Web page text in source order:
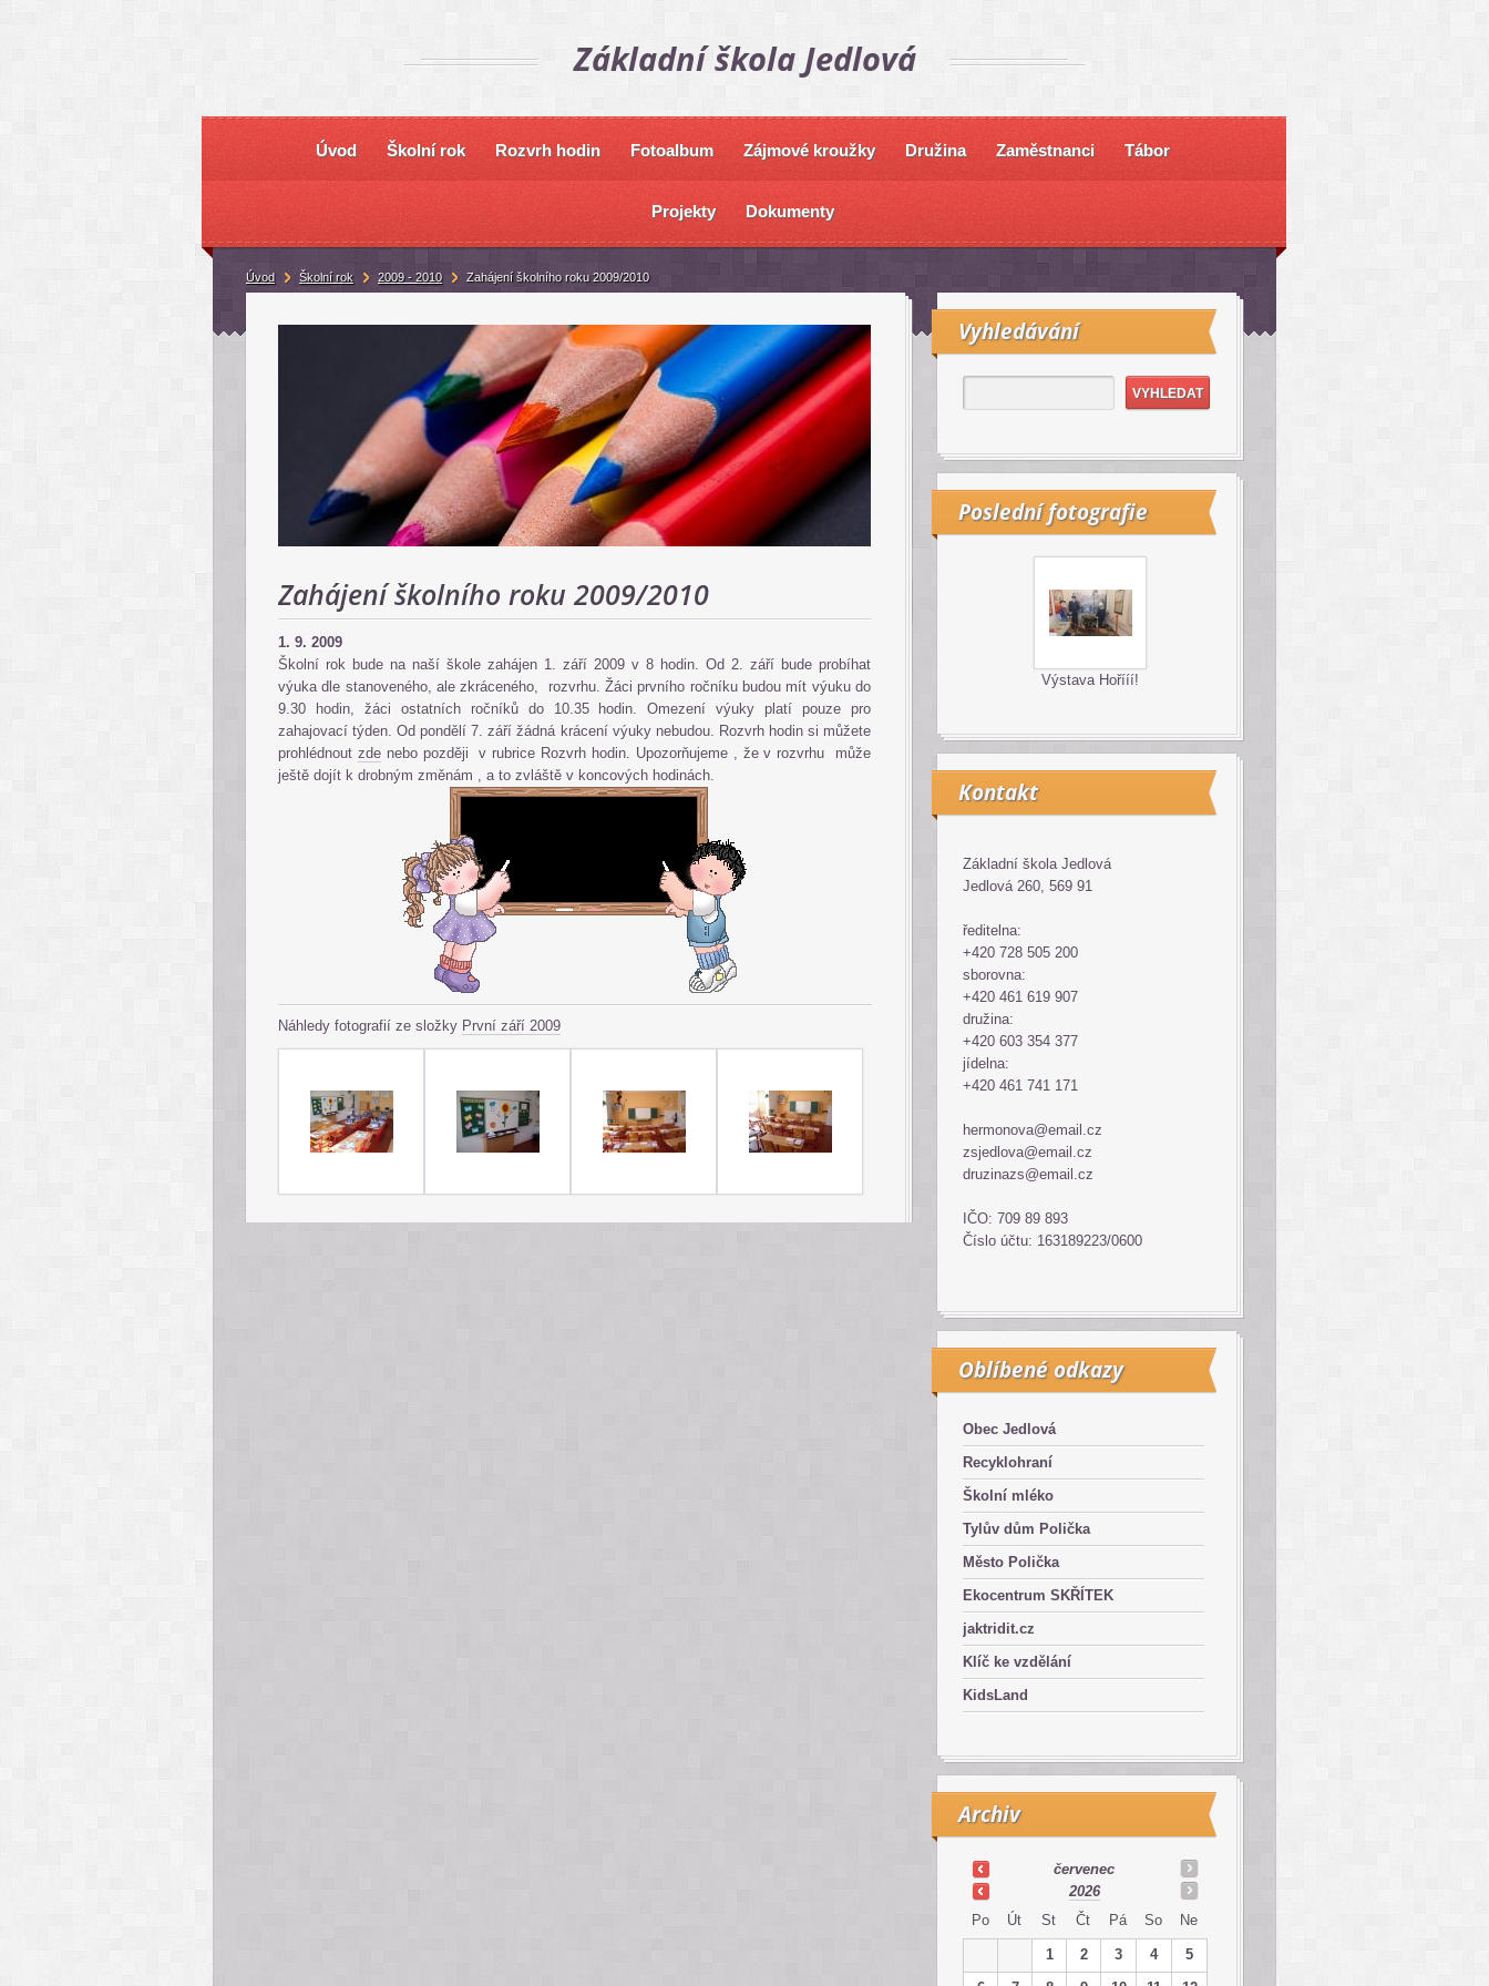
Základní škola Jedlová
Úvod Školní rok Rozvrh hodin Fotoalbum Zájmové kroužky Družina Zaměstnanci Tábor
Projekty Dokumenty
Zahájení školního roku 2009/2010
1. 9. 2009
Školní rok bude na naší škole zahájen 1. září 2009 v 8 hodin. Od 2. září bude probíhat
výuka dle stanoveného, ale zkráceného, rozvrhu. Žáci prvního ročníku budou mít výuku do
9.30 hodin, žáci ostatních ročníků do 10.35 hodin. Omezení výuky platí pouze pro
zahajovací týden. Od pondělí 7. září žádná krácení výuky nebudou. Rozvrh hodin si můžete
prohlédnout zdenebo později v rubrice Rozvrh hodin. Upozorňujeme , že v rozvrhu může
ještě dojít k drobným změnám , a to zvláště v koncových hodinách.
Náhledy fotografií ze složky První září 2009
Vyhledávání
Poslední fotografie
Výstava Hořííí!
Kontakt
Základní škola Jedlová
Jedlová 260, 569 91
ředitelna:
+420 728 505 200
sborovna:
+420 461 619 907
družina:
+420 603 354 377
jídelna:
+420 461 741 171
hermonova@email.cz
zsjedlova@email.cz
druzinazs@email.cz
IČO: 709 89 893
Číslo účtu: 163189223/0600
Oblíbené odkazy
Obec Jedlová
Recyklohraní
Školní mléko
Tylův dům Polička
Město Polička
Ekocentrum SKŘÍTEK
jaktridit.cz
Klíč ke vzdělání
KidsLand
Archiv
červenec
2026
Po
Út St Čt Pá So Ne
1 2 3 4
5
Úvod Školní rok 2009 - 2010 Zahájení školního roku 2009/2010